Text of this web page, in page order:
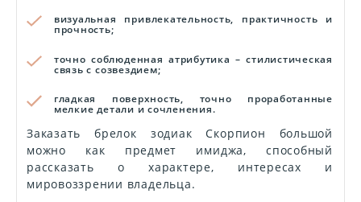
визуальная привлекательность, практичность и
прочность;
точно соблюденная атрибутика – стилистическая
связь с созвездием;
гладкая поверхность, точно проработанные
мелкие детали и сочленения.
Заказать брелок зодиак Скорпион большой
можно как предмет имиджа, способный
рассказать о характере, интересах и
мировоззрении владельца.